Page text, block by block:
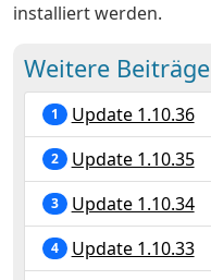
installiert werden.
Weitere Beiträge
1 Update 1.10.36
2 Update 1.10.35
3 Update 1.10.34
4 Update 1.10.33